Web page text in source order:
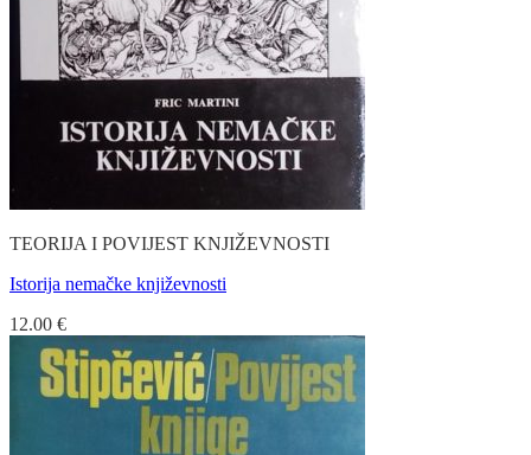
TEORIJA I POVIJEST KNJIŽEVNOSTI
Istorija nemačke književnosti
12.00 €